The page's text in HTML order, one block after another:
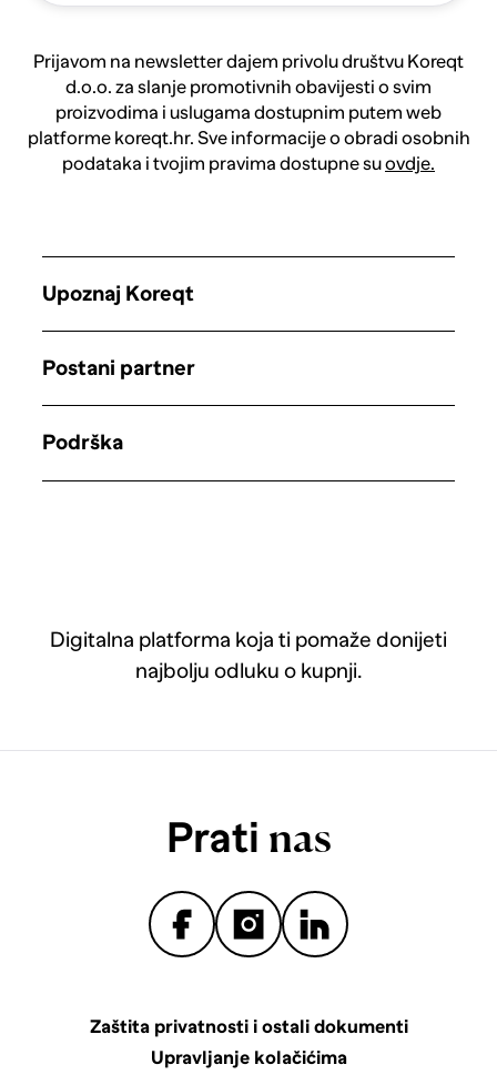
Prijavom na newsletter dajem privolu društvu Koreqt
d.o.o. za slanje promotivnih obavijesti o svim
proizvodima i uslugama dostupnim putem web
platforme koreqt.hr. Sve informacije o obradi osobnih
podataka i tvojim pravima dostupne suovdje.
Digitalna platforma koja ti pomaže donijeti
najbolju odluku o kupnji.
Upoznaj Koreqt
Postani partner
Podrška
Prati nas
Zaštita privatnosti i ostali dokumenti
Upravljanje kolačićima